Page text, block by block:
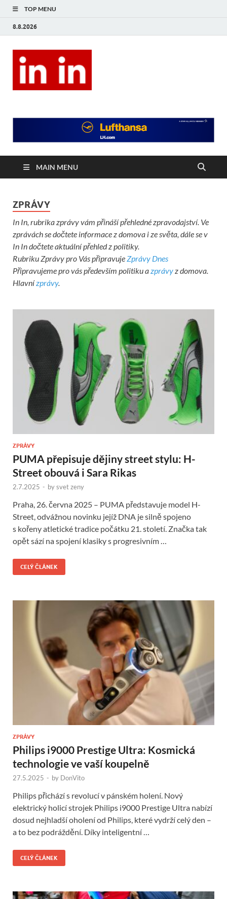
TOP MENU
8.8.2026
MAIN MENU
ZPRÁVY
In In, rubrika zprávy vám přináší přehledné zpravodajství. Ve
zprávách se dočtete informace z domova i ze světa, dále se v
In In dočtete aktuální přehled z politiky.
Rubriku Zprávy pro Vás připravujeZprávy Dnes
Připravujeme pro vás především politiku azprávyz domova.
Hlavnízprávy.
ZPRÁVY
PUMA přepisuje dějiny street stylu: H-
Street obouvá i Sara Rikas
2.7.2025 - bysvet zeny
Praha, 26. června 2025 – PUMA představuje model H-
Street, odvážnou novinku jejíž DNA je silně spojeno
s kořeny atletické tradice počátku 21. století. Značka tak
opět sází na spojení klasiky s progresivním …
CELÝ ČLÁNEK
ZPRÁVY
Philips i9000 Prestige Ultra: Kosmická
technologie ve vaší koupelně
27.5.2025 - by DonVito
Philips přichází s revolucí v pánském holení. Nový
elektrický holicí strojek Philips i9000 Prestige Ultra nabízí
dosud nejhladší oholení od Philips, které vydrží celý den –
a to bez podráždění. Díky inteligentní …
CELÝ ČLÁNEK